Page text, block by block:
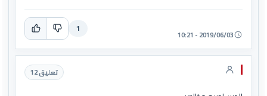
2019/06/03 - 10:21
1
تعليق 12